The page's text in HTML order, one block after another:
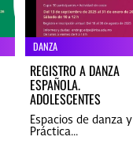
DANZA
REGISTRO A DANZA
ESPAÑOLA.
ADOLESCENTES
Espacios de danza y
Práctica...